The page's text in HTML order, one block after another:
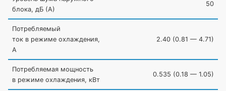
блока, дБ (А)
50
Потребляемый
ток в режиме охлаждения,
А
2.40 (0.81 — 4.71)
Потребляемая мощность
в режиме охлаждения, кВт
0.535 (0.18 — 1.05)